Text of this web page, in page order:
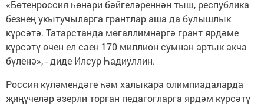
«Бөтенроссия һөнәри бәйгеләреннән тыш, республика
безнең укытучыларга грантлар аша да булышлык
күрсәтә. Татарстанда мөгаллимнәргә грант ярдәме
күрсәтү өчен ел саен 170 миллион сумнан артык акча
бүленә», - диде Илсур Һадиуллин.
Россия күләмендәге һәм халыкара олимпиадаларда
җиңүчеләр әзерли торган педагогларга ярдәм күрсәтү